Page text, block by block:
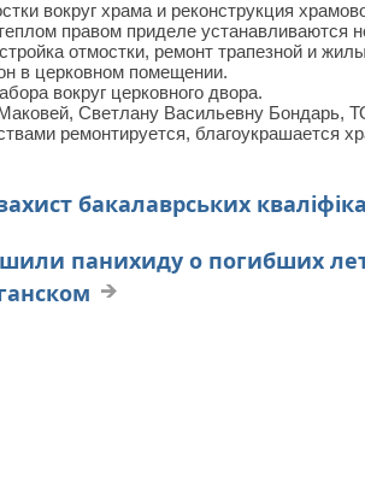
вокруг храма и реконструкция
правом приделе устанавливаются
отмостки, ремонт трапезной и
в церковном помещении.
вокруг церковного двора.
Светлану Васильевну Бондарь,
ремонтируется, благоукрашается
бакалаврських
панихиду о погибших